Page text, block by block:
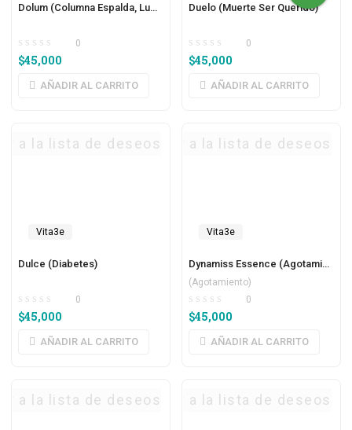
Dolum (Columna Espalda, Lumbar)
0
$45,000
AÑADIR AL CARRITO
Duelo (Muerte Ser Querido)
0
$45,000
AÑADIR AL CARRITO
Vita3e
a la lista de deseos
Dulce (Diabetes)
0
$45,000
AÑADIR AL CARRITO
Vita3e
Agregar a la lista de deseos
Dynamiss Essence (Agotamiento)
(Agotamiento)
0
$45,000
AÑADIR AL CARRITO
a la lista de deseosAgregar a la lista de deseos